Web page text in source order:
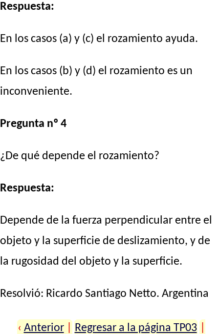
Respuesta:
En los casos (a) y (c) el rozamiento ayuda.
En los casos (b) y (d) el rozamiento es un
inconveniente.
Pregunta nº 4
¿De qué depende el rozamiento?
Respuesta:
Depende de la fuerza perpendicular entre el
objeto y la superficie de deslizamiento, y de
la rugosidad del objeto y la superficie.
Resolvió: Ricardo Santiago Netto. Argentina
‹ Anterior Regresar a la página TP03